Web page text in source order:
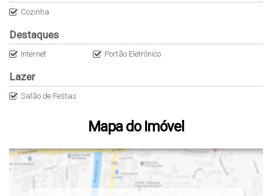
Cozinha
Destaques
Internet Portão Eletrônico
Lazer
Salão de Festas
Mapa do Imóvel